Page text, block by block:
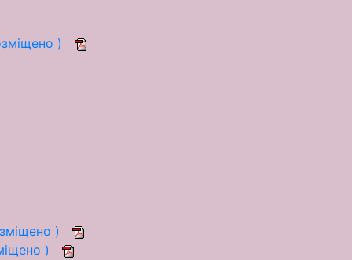
)
)
)